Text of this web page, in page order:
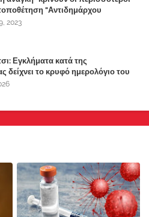
"Αντιδημάρχου
στο Δήμο Μάνδρας-Ειδυλλίας!
2023
Εγκλήματα κατά της
δείχνει το κρυφό ημερολόγιο του